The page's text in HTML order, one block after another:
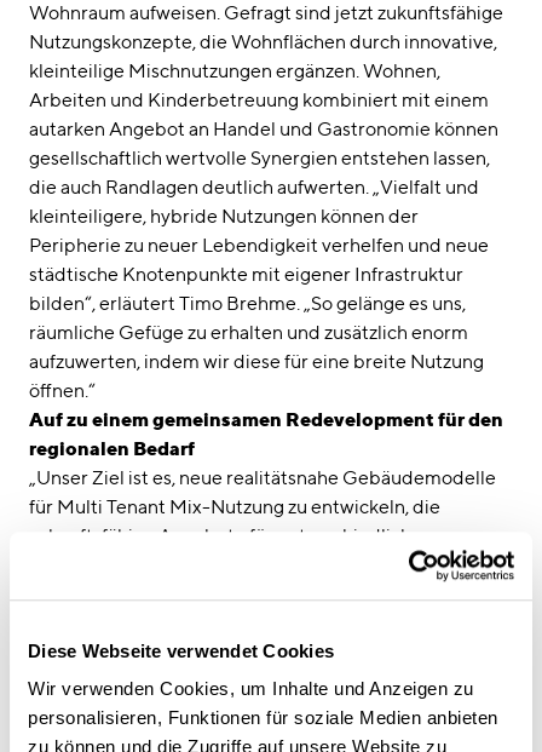
Diese Webseite verwendet Cookies
Wir verwenden Cookies, um Inhalte und Anzeigen zu
personalisieren, Funktionen für soziale Medien anbieten
zu können und die Zugriffe auf unsere Website zu
Wohnraum aufweisen. Gefragt sind jetzt zukunftsfähige
Nutzungskonzepte, die Wohnflächen durch innovative,
kleinteilige Mischnutzungen ergänzen. Wohnen,
Arbeiten und Kinderbetreuung kombiniert mit einem
autarken Angebot an Handel und Gastronomie können
gesellschaftlich wertvolle Synergien entstehen lassen,
die auch Randlagen deutlich aufwerten. „Vielfalt und
kleinteiligere, hybride Nutzungen können der
Peripherie zu neuer Lebendigkeit verhelfen und neue
städtische Knotenpunkte mit eigener Infrastruktur
bilden“, erläutert Timo Brehme. „So gelänge es uns,
räumliche Gefüge zu erhalten und zusätzlich enorm
aufzuwerten, indem wir diese für eine breite Nutzung
öffnen.“
Auf zu einem gemeinsamen Redevelopment für den
regionalen Bedarf
„Unser Ziel ist es, neue realitätsnahe Gebäudemodelle
für Multi Tenant Mix-Nutzung zu entwickeln, die
zukunftsfähige Angebote für unterschiedliche
gesellschaftliche Gruppen und Nutzerprofile
bereithalten“, zeigt Timo Brehme das Potenzial auf. Als
bei CSMM sowohl die Erhaltung der Erträge und die
Steigerung des Kapitalwerts wie auch der
verantwortungsvolle, nachhaltige Umgang mit der
Bausubstanz durch dessen gezielte Aufwertung im